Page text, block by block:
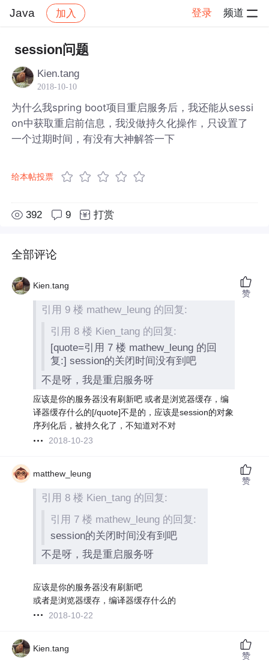
Java 加入 登录 频道
Java
session问题
Kien.tang
2018-10-10
为什么我spring boot项目重启服务后，我还能从sessi
on中获取重启前信息，我没做持久化操作，只设置了
一个过期时间，有没有大神解答一下
给本帖投票
392 9 打赏
全部评论
Kien.tang
引用 9 楼 mathew_leung 的回复:
引用 8 楼 Kien_tang 的回复:
[quote=引用 7 楼 mathew_leung 的回
复:] session的关闭时间没有到吧
不是呀，我是重启服务呀
应该是你的服务器没有刷新吧 或者是浏览器缓存，编
译器缓存什么的[/quote]不是的，应该是session的对象
序列化后，被持久化了，不知道对不对
2018-10-23
赞
matthew_leung
引用 8 楼 Kien_tang 的回复:
引用 7 楼 mathew_leung 的回复:
session的关闭时间没有到吧
不是呀，我是重启服务呀
应该是你的服务器没有刷新吧
或者是浏览器缓存，编译器缓存什么的
2018-10-22
赞
Kien.tang
赞